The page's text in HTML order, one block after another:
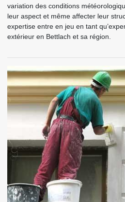
variation des conditions
leur aspect et même affecter leur
expertise entre en jeu en tant
extérieur en Bettlach et sa région.